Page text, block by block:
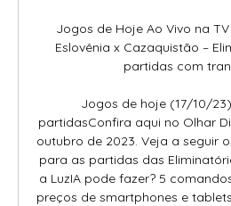
Jogos de Hoje Ao Vivo na
Eslovênia x Cazaquistão –
partidas com
Jogos de hoje (17/10/
partidasConfira aqui no Olhar
outubro de 2023. Veja a seguir
para as partidas das
a LuzIA pode fazer? 5
preços de smartphones e